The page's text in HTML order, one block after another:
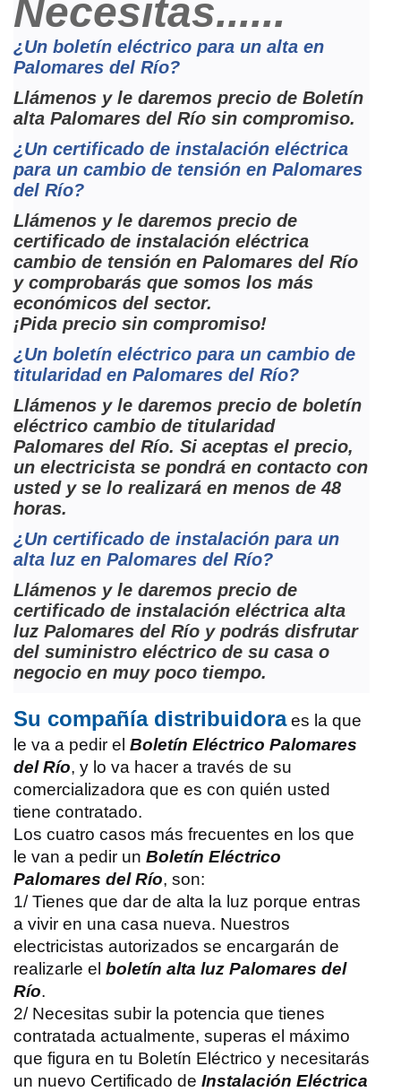
Necesitas......
¿Un boletín eléctrico para un alta en
Palomares del Río?
Llámenos y le daremos precio de Boletín
alta Palomares del Río sin compromiso.
¿Un certificado de instalación eléctrica
para un cambio de tensión en Palomares
del Río?
Llámenos y le daremos precio de
certificado de instalación eléctrica
cambio de tensión en Palomares del Río
y comprobarás que somos los más
económicos del sector.
¡Pida precio sin compromiso!
¿Un boletín eléctrico para un cambio de
titularidad en Palomares del Río?
Llámenos y le daremos precio de boletín
eléctrico cambio de titularidad
Palomares del Río. Si aceptas el precio,
un electricista se pondrá en contacto con
usted y se lo realizará en menos de 48
horas.
¿Un certificado de instalación para un
alta luz en Palomares del Río?
Llámenos y le daremos precio de
certificado de instalación eléctrica alta
luz Palomares del Río y podrás disfrutar
del suministro eléctrico de su casa o
negocio en muy poco tiempo.
Su compañía distribuidoraes la que
le va a pedir el Boletín Eléctrico Palomares
del Río, y lo va hacer a través de su
comercializadora que es con quién usted
tiene contratado.
Los cuatro casos más frecuentes en los que
le van a pedir un Boletín Eléctrico
Palomares del Río, son:
1/ Tienes que dar de alta la luz porque entras
a vivir en una casa nueva. Nuestros
electricistas autorizados se encargarán de
realizarle el boletín alta luz Palomares del
Río.
2/ Necesitas subir la potencia que tienes
contratada actualmente, superas el máximo
que figura en tu Boletín Eléctrico y necesitarás
un nuevo Certificado de Instalación Eléctrica